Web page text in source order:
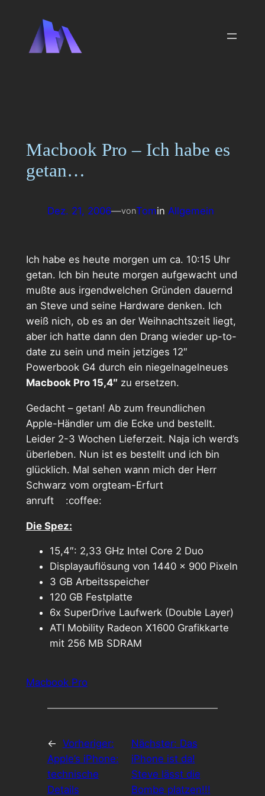
springen
Macbook Pro – Ich habe es
getan…
Dez. 21, 2006—vonTomin Allgemein
Ich habe es heute morgen um ca. 10:15 Uhr
getan. Ich bin heute morgen aufgewacht und
mußte aus irgendwelchen Gründen dauernd
an Steve und seine Hardware denken. Ich
weiß nich, ob es an der Weihnachtszeit liegt,
aber ich hatte dann den Drang wieder up-to-
date zu sein und mein jetziges 12″
Powerbook G4 durch ein niegelnagelneues
Macbook Pro 15,4″ zu ersetzen.
Gedacht – getan! Ab zum freundlichen
Apple-Händler um die Ecke und bestellt.
Leider 2-3 Wochen Lieferzeit. Naja ich werd’s
überleben. Nun ist es bestellt und ich bin
glücklich. Mal sehen wann mich der Herr
Schwarz vom orgteam-Erfurt
anruft :coffee:
Die Spez:
15,4″: 2,33 GHz Intel Core 2 Duo
Displayauflösung von 1440 x 900 Pixeln
3 GB Arbeitsspeicher
120 GB Festplatte
6x SuperDrive Laufwerk (Double Layer)
ATI Mobility Radeon X1600 Grafikkarte
mit 256 MB SDRAM
Macbook Pro
← Vorheriger:
Apple’s iPhone:
technische
Details
Nächster: Das
iPhone ist da!
Steve lässt die
Bombe platzen!!!